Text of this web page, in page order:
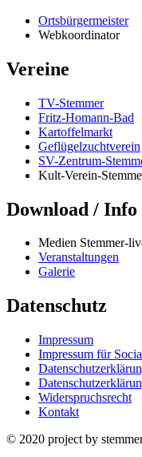
Ortsbürgermeister
Webkoordinator
Vereine
TV-Stemmer
Fritz-Homann-Bad
Kartoffelmarkt
Geflügelzuchtverein
SV-Zentrum-
Kult-Verein-
Download / Info
Medien Stemmer-
Veranstaltungen
Galerie
Datenschutz
Impressum
Impressum für
Widerspruchsrecht
Kontakt
© 2020 project by